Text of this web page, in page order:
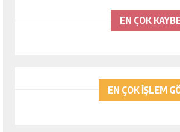
EN ÇOK
EN ÇOK İŞLEM